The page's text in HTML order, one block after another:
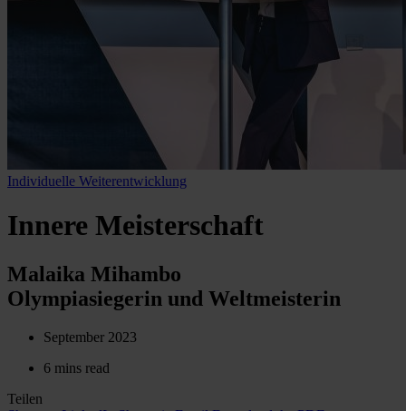
Individuelle Weiterentwicklung
Innere Meisterschaft
Malaika Mihambo
Olympiasiegerin und Weltmeisterin
September 2023
6 mins read
Teilen